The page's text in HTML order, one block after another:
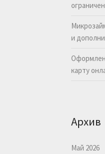
и
карту
Архив
Май 2026